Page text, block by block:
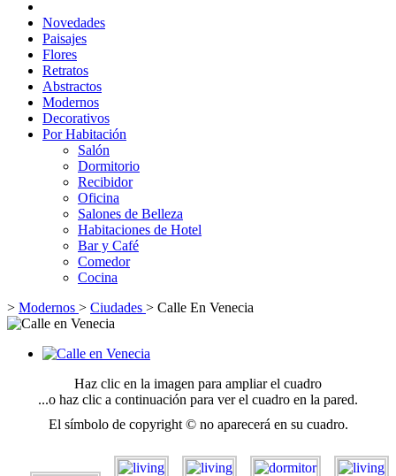
Novedades
Paisajes
Flores
Retratos
Abstractos
Modernos
Decorativos
Por Habitación
Salón
Dormitorio
Recibidor
Oficina
Salones de Belleza
Habitaciones de Hotel
Bar y Café
Comedor
Cocina
> Modernos > Ciudades > Calle En Venecia
Haz clic en la imagen para ampliar el cuadro
...o haz clic a continuación para ver el cuadro en la pared.
El símbolo de copyright © no aparecerá en su cuadro.